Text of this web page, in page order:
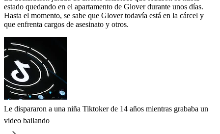
estado quedando en el apartamento de Glover durante unos días.
Hasta el momento, se sabe que Glover todavía está en la cárcel y
que enfrenta cargos de asesinato y otros.
Le dispararon a una niña Tiktoker de 14 años mientras grababa un
video bailando